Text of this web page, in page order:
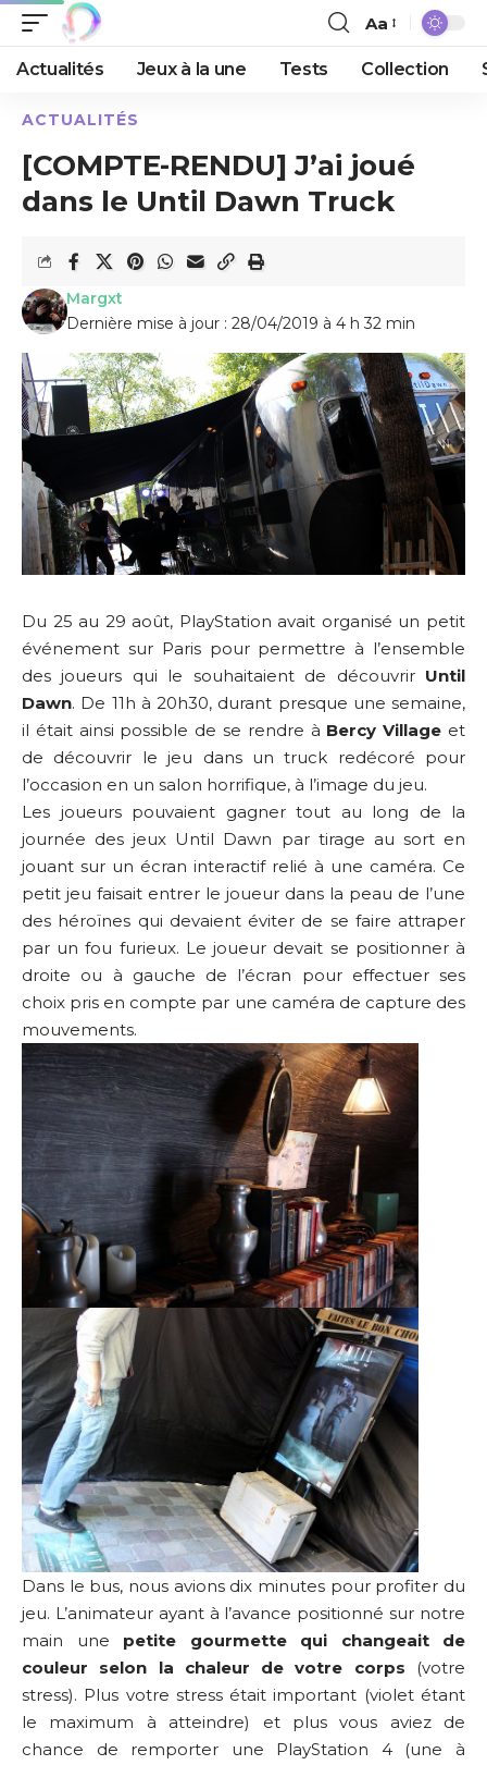
Aa
Actualités Jeux à la une Tests Collection
ACTUALITÉS
[COMPTE-RENDU] J’ai joué
dans le Until Dawn Truck
Dernière mise à jour : 28/04/2019 à 4 h 32 min
Margxt
Du 25 au 29 août, PlayStation avait organisé un petit
événement sur Paris pour permettre à l’ensemble
des joueurs qui le souhaitaient de découvrir Until
Dawn. De 11h à 20h30, durant presque une semaine,
il était ainsi possible de se rendre à Bercy Village et
de découvrir le jeu dans un truck redécoré pour
l’occasion en un salon horrifique, à l’image du jeu.
Les joueurs pouvaient gagner tout au long de la
journée des jeux Until Dawn par tirage au sort en
jouant sur un écran interactif relié à une caméra. Ce
petit jeu faisait entrer le joueur dans la peau de l’une
des héroïnes qui devaient éviter de se faire attraper
par un fou furieux. Le joueur devait se positionner à
droite ou à gauche de l’écran pour effectuer ses
choix pris en compte par une caméra de capture des
mouvements.
Dans le bus, nous avions dix minutes pour profiter du
jeu. L’animateur ayant à l’avance positionné sur notre
main une petite gourmette qui changeait de
couleur selon la chaleur de votre corps (votre
stress). Plus votre stress était important (violet étant
le maximum à atteindre) et plus vous aviez de
chance de remporter une PlayStation 4 (une à